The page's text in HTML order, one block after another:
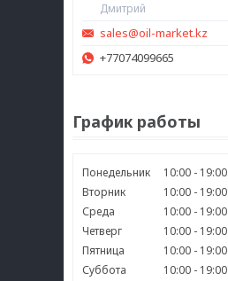
Дмитрий
sales@oil-market.kz
+77074099665
График работы
Понедельник 10:00
19:00
Вторник
10:00
19:00
Среда
10:00
19:00
Четверг
10:00
19:00
Пятница
10:00
19:00
Суббота
10:00
19:00